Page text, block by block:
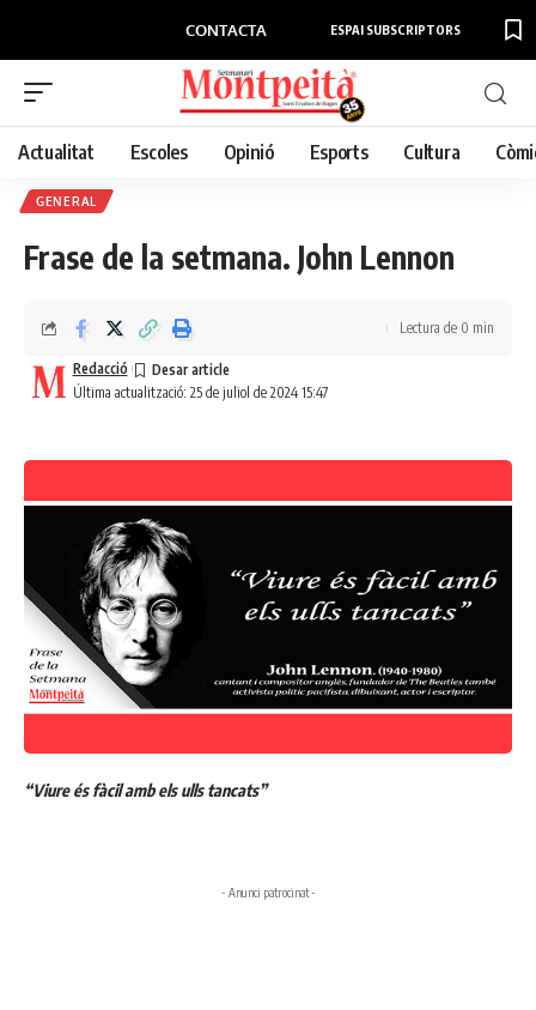
CONTACTA ESPAI SUBSCRIPTORS
Actualitat Escoles Opinió Esports Cultura
GENERAL
Frase de la setmana. John Lennon
Última actualització: 25 de juliol de 2024 15:47
Redacció
Lectura de 0 min
“Viure és fàcil amb els ulls tancats”
- Anunci patrocinat -